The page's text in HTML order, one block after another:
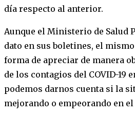
día respecto al anterior.
Aunque el Ministerio de Salud
dato en sus boletines, el
forma de apreciar de manera
de los contagios del COVID-19
podemos darnos cuenta si la
mejorando o empeorando en